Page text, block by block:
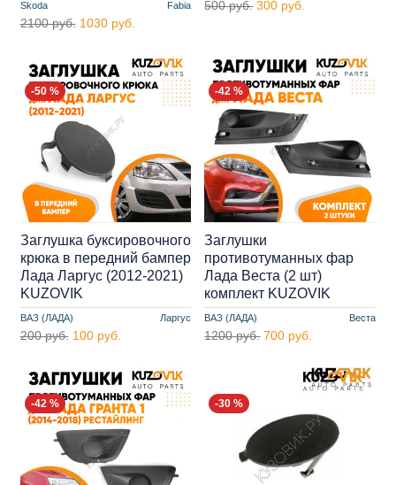
Skoda Fabia
2100 руб. 1030 руб.
500 руб. 300 руб.
-50 %
ВАЗ (ЛАДА) Ларгус
Заглушка буксировочного
крюка в передний бампер
Лада Ларгус (2012-2021)
KUZOVIK
200 руб. 100 руб.
-42 %
ВАЗ (ЛАДА) Веста
Заглушки
противотуманных фар
Лада Веста (2 шт)
комплект KUZOVIK
1200 руб. 700 руб.
-42 % -30 %